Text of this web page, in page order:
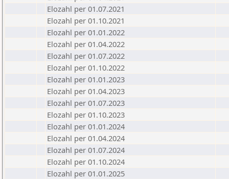
Elozahl per 01.07.2021
Elozahl per 01.10.2021
Elozahl per 01.01.2022
Elozahl per 01.04.2022
Elozahl per 01.07.2022
Elozahl per 01.10.2022
Elozahl per 01.01.2023
Elozahl per 01.04.2023
Elozahl per 01.07.2023
Elozahl per 01.10.2023
Elozahl per 01.01.2024
Elozahl per 01.04.2024
Elozahl per 01.07.2024
Elozahl per 01.10.2024
Elozahl per 01.01.2025